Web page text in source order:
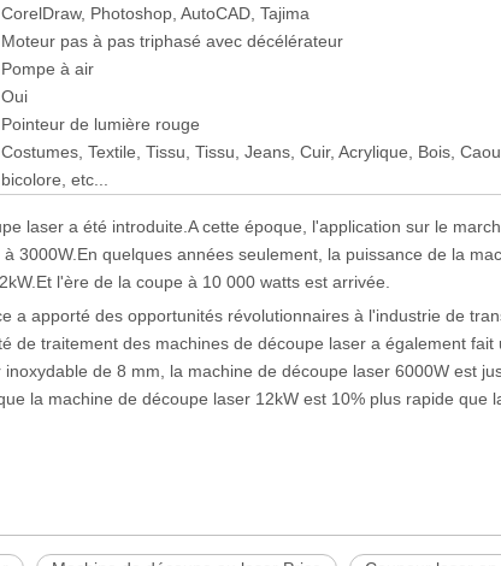
CorelDraw, Photoshop, AutoCAD, Tajima
Moteur pas à pas triphasé avec décélérateur
Pompe à air
Oui
Pointeur de lumière rouge
Costumes, Textile, Tissu, Tissu, Jeans, Cuir, Acrylique, Bois,
bicolore, etc...
laser a été introduite.A cette époque, l'application sur le
3000W.En quelques années seulement, la puissance de la
l'ère de la coupe à 10 000 watts est arrivée.
a apporté des opportunités révolutionnaires à l'industrie de
de traitement des machines de découpe laser a également
de 8 mm, la machine de découpe laser 6000W est
la machine de découpe laser 12kW est 10% plus rapide que